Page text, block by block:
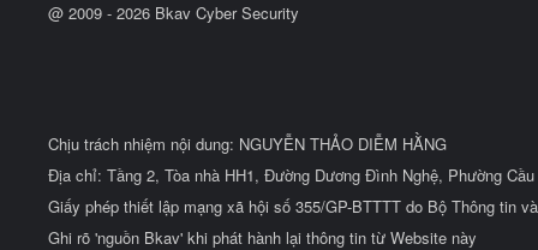
@ 2009 - 2026 Bkav Cyber Security
Chịu trách nhiệm nội dung: NGUYỄN THẢO DIỄM HẰNG
Địa chỉ: Tầng 2, Tòa nhà HH1, Đường Dương Đình Nghệ, Phường
Giấy phép thiết lập mạng xã hội số 355/GP-BTTTT do Bộ Thông tin
Ghi rõ 'nguồn Bkav' khi phát hành lại thông tin từ Website này